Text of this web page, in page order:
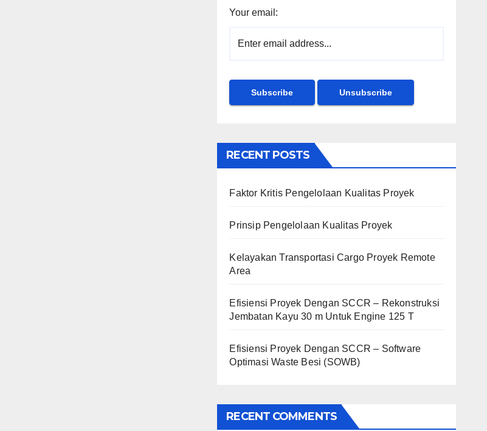
Your email:
RECENT POSTS
Faktor Kritis Pengelolaan Kualitas Proyek
Prinsip Pengelolaan Kualitas Proyek
Kelayakan Transportasi Cargo Proyek Remote
Area
Efisiensi Proyek Dengan SCCR – Rekonstruksi
Jembatan Kayu 30 m Untuk Engine 125 T
Efisiensi Proyek Dengan SCCR – Software
Optimasi Waste Besi (SOWB)
RECENT COMMENTS